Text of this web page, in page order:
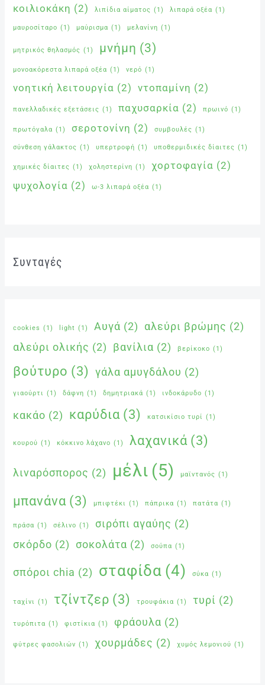
κοιλιοκάκη (2) λιπίδια αίματος (1) λιπαρά οξέα (1)
μαυροσίταρο (1) μαύρισμα (1) μελανίνη (1)
μητρικός θηλασμός (1) μνήμη (3)
μονοακόρεστα λιπαρά οξέα (1) νερό (1)
νοητική λειτουργία (2) ντοπαμίνη (2)
πανελλαδικές εξετάσεις (1) παχυσαρκία (2) πρωινό (1)
πρωτόγαλα (1) σεροτονίνη (2) συμβουλές (1)
σύνθεση γάλακτος (1) υπερτροφή (1) υποθερμιδικές δίαιτες (1)
χημικές δίαιτες (1) χοληστερίνη (1) χορτοφαγία (2)
ψυχολογία (2) ω-3 λιπαρά οξέα (1)
Συνταγές
cookies (1) light (1) Αυγά (2) αλεύρι βρώμης (2)
αλεύρι ολικής (2) βανίλια (2) βερίκοκο (1)
βούτυρο (3) γάλα αμυγδάλου (2)
γιαούρτι (1) δάφνη (1) δημητριακά (1) ινδοκάρυδο (1)
κακάο (2) καρύδια (3) κατσικίσιο τυρί (1)
κουρού (1) κόκκινο λάχανο (1) λαχανικά (3)
λιναρόσπορος (2) μέλι (5) μαϊντανός (1)
μπανάνα (3) μπιφτέκι (1) πάπρικα (1) πατάτα (1)
πράσα (1) σέλινο (1) σιρόπι αγαύης (2)
σκόρδο (2) σοκολάτα (2) σούπα (1)
σπόροι chia (2) σταφίδα (4) σύκα (1)
ταχίνι (1) τζίντζερ (3) τρουφάκια (1) τυρί (2)
τυρόπιτα (1) φιστίκια (1) φράουλα (2)
φύτρες φασολιών (1) χουρμάδες (2) χυμός λεμονιού (1)